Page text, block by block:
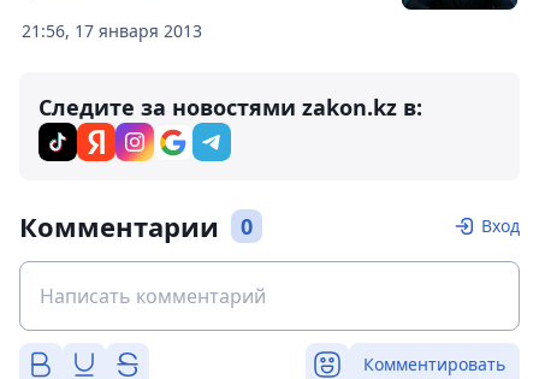
21:56, 17 января 2013
Следите за новостями zakon.kz в:
Комментарии 0 Вход
Комментировать